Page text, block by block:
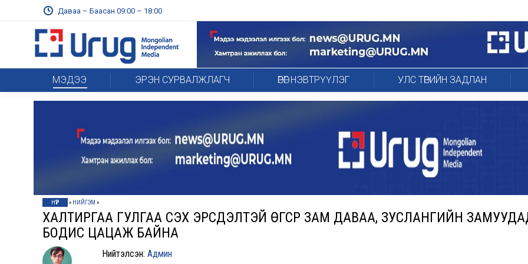
Даваа – Баасан 09:00 – 18:00
МЭДЭЭ ЭРЭН СУРВАЛЖЛАГЧ ӨРӨГ НЭВТРҮҮЛЭГ УЛС ТӨРИЙН ЗАДЛАН
НҮҮР » НИЙГЭМ »
ХАЛТИРГАА ГУЛГАА ҮҮСЭХ ЭРСДЭЛТЭЙ ӨГСҮҮР ЗАМ ДАВАА, ЗУСЛАНГИЙН
БОДИС ЦАЦАЖ БАЙНА
Нийтэлсэн:Админ